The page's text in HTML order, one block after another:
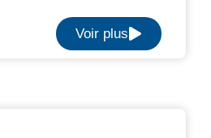
Voir plus